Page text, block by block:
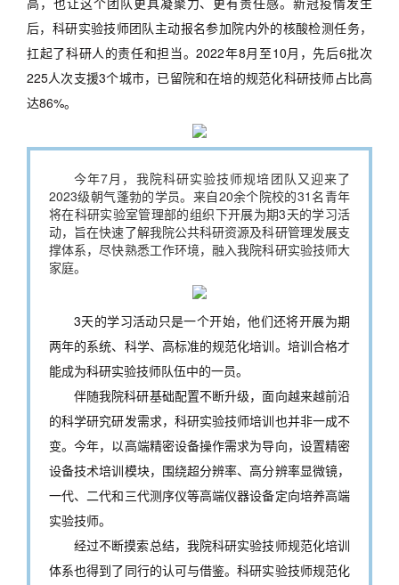
后，科研实验技师团队主动报名参加院内外的核酸检测任务，
扛起了科研人的责任和担当。2022年8月至10月，先后6批次
225人次支援3个城市，已留院和在培的规范化科研技师占比高
达86%。
今年7月，我院科研实验技师规培团队又迎来了
2023级朝气蓬勃的学员。来自20余个院校的31名青年
将在科研实验室管理部的组织下开展为期3天的学习活
动，旨在快速了解我院公共科研资源及科研管理发展支
撑体系，尽快熟悉工作环境，融入我院科研实验技师大
家庭。
3天的学习活动只是一个开始，他们还将开展为期
两年的系统、科学、高标准的规范化培训。培训合格才
能成为科研实验技师队伍中的一员。
伴随我院科研基础配置不断升级，面向越来越前沿
的科学研究研发需求，科研实验技师培训也并非一成不
变。今年，以高端精密设备操作需求为导向，设置精密
设备技术培训模块，围绕超分辨率、高分辨率显微镜，
一代、二代和三代测序仪等高端仪器设备定向培养高端
实验技师。
经过不断摸索总结，我院科研实验技师规范化培训
体系也得到了同行的认可与借鉴。科研实验技师规范化